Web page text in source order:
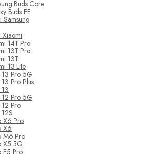
Buds Core
Buds FE
Samsung
14T Pro
13T Pro
13T
13 Lite
13 Pro 5G
Pro Plus
12 Pro 5G
12 Pro
X6 Pro
X6
M6 Pro
X5 5G
F5 Pro